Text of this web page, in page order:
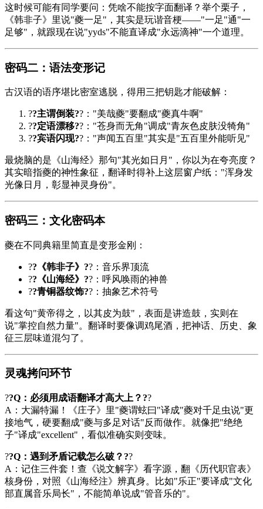
这时候可能有同学要问：凭啥不能按字面翻译？举个栗子，
《韩非子》里说"夔一足"，其实是玩谐音梗——"一足"通"一
足够"，就跟现在说"yyds"不能直译成"永远滴神"一个道理。
密码二：语法变形记
古汉语的语序堪比密室逃脱，得用三把钥匙才能破解：
??主谓倒装??："美哉夔"要翻成"夔真牛啊"
??定语漂移??："苍身而无角"调成"青灰色皮肤没犄角"
??宾语闪现??："声闻五百里"其实是"五百里外能听见"
最烧脑的是《山海经》那句"其光如日月"，你以为在夸亮度？
其实暗指夔的神性象征，翻译时得补上这层窗户纸："浑身发
光像日月，彰显神灵身份"。
密码三：文化密码本
夔在不同典籍里简直是变形金刚：
??《韩非子》??：音乐界顶流
??《山海经》??：呼风唤雨的神兽
??青铜器纹饰??：抽象艺术符号
看这句"黄帝得之，以其皮为鼓"，表面是讲造鼓，实则在
说"掌控自然力量"。翻译时要像调鸡尾酒，把神话、历史、象
征三层味道混匀了。
灵魂拷问环节
??Q：必须用成语翻译才高大上？??
A：大漏特漏！《庄子》里"夔谓蚿曰"译成"夔对千足虫说"更
接地气，硬要翻成"夔与多足对话"反而做作。就像把"绝绝
子"译成"excellent"，看似准确实则变味。
??Q：遇到矛盾记载怎么破？??
A：记住三件套！查《说文解字》看字源，翻《历代职官表》
核身份，对照《山海经注》辨真身。比如"乐正"要译成"文化
部直属音乐局长"，不能简单说成"管音乐的"。